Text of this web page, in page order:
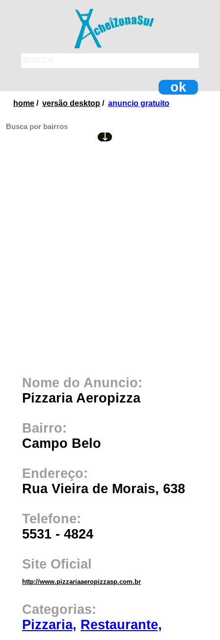
ok
home / versão desktop / anuncio gratuito
Busca por bairros
Nome do Anuncio:
Pizzaria Aeropizza
Bairro:
Campo Belo
Endereço:
Rua Vieira de Morais, 638
Telefone:
5531 - 4824
Site Oficial
http://www.pizzariaaeropizzasp.com.br
Categorias:
Pizzaria, Restaurante,